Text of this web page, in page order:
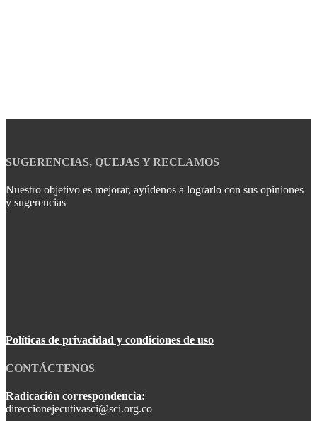
SUGERENCIAS, QUEJAS Y RECLAMOS
Nuestro objetivo es mejorar, ayúdenos a lograrlo con sus opiniones
y sugerencias
Políticas de privacidad y condiciones de uso
CONTÁCTENOS
Radicación correspondencia:
direccionejecutivasci@sci.org.co